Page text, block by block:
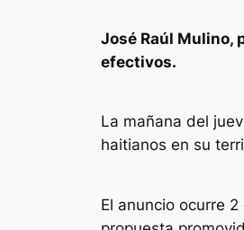
José Raúl Mulino,
efectivos.
La mañana del
haitianos en su
El anuncio ocurre